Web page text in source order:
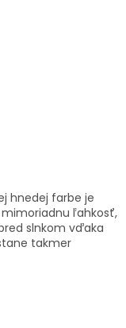
hnedej farbe je
ľahkosť,
slnkom vďaka
takmer